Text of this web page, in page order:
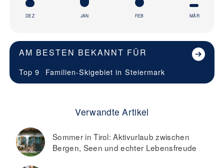
DEZ JAN FEB MÄR
AM BESTEN BEKANNT FÜR
Top 9 Familien-Skigebiet in Steiermark
Verwandte Artikel
Sommer in Tirol: Aktivurlaub zwischen
Bergen, Seen und echter Lebensfreude